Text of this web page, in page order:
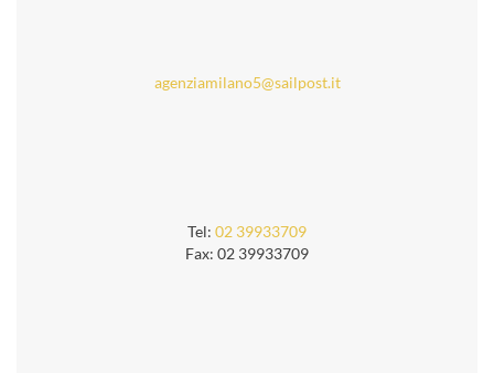
agenziamilano5@sailpost.it
Tel: 02 39933709
Fax: 02 39933709